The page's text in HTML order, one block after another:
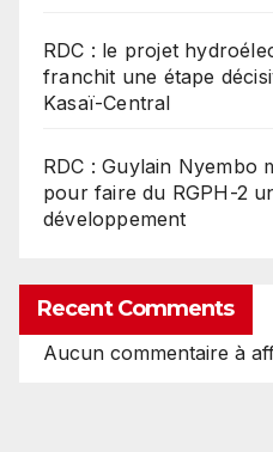
RDC : le projet
franchit une étape
Kasaï-Central
RDC : Guylain Nyembo
pour faire du RGPH-2
développement
Recent Comments
Aucun commentaire à